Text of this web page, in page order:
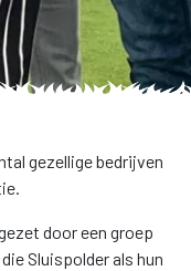
gezellige bedrijven
door een groep
Sluispolder als hun